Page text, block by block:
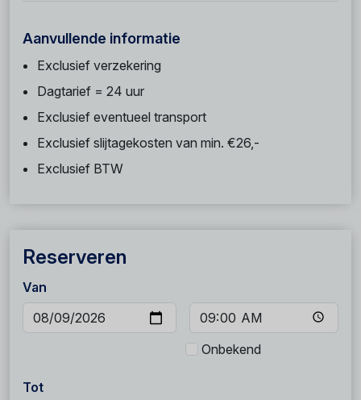
Aanvullende informatie
Exclusief verzekering
Dagtarief = 24 uur
Exclusief eventueel transport
Exclusief slijtagekosten van min. €26,-
Exclusief BTW
Reserveren
Van
Onbekend
Tot